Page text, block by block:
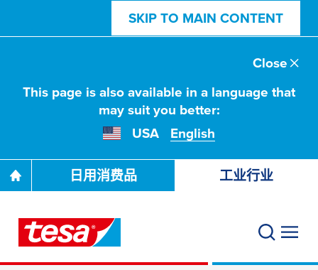
SKIP TO MAIN CONTENT
This page is also available in a language that
may suit you better:
USA
English
Close
日用消费品 工业行业